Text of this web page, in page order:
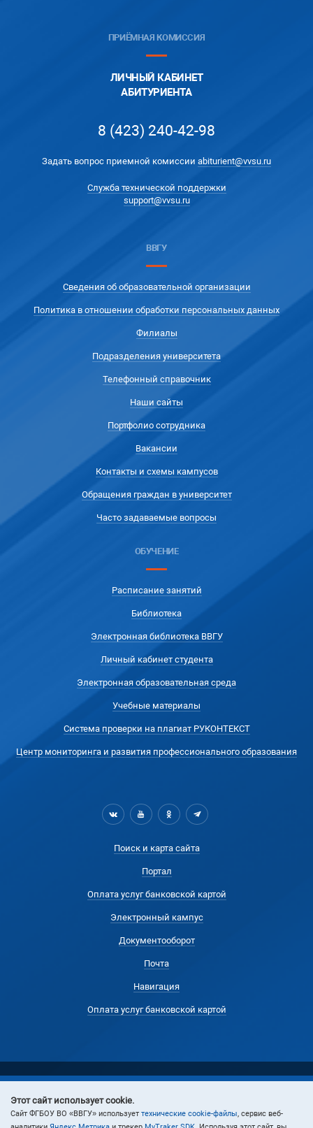
ПРИЁМНАЯ КОМИССИЯ
ЛИЧНЫЙ КАБИНЕТ
АБИТУРИЕНТА
8 (423) 240-42-98
Задать вопрос приемной комиссии abiturient@vvsu.ru
Служба технической поддержки
support@vvsu.ru
ВВГУ
Сведения об образовательной организации
Политика в отношении обработки персональных данных
Филиалы
Подразделения университета
Телефонный справочник
Наши сайты
Портфолио сотрудника
Вакансии
Контакты и схемы кампусов
Обращения граждан в университет
Часто задаваемые вопросы
ОБУЧЕНИЕ
Расписание занятий
Библиотека
Электронная библиотека ВВГУ
Личный кабинет студента
Электронная образовательная среда
Учебные материалы
Система проверки на плагиат РУКОНТЕКСТ
Центр мониторинга и развития профессионального образования
Поиск и карта сайта
Портал
Оплата услуг банковской картой
Электронный кампус
Документооборот
Почта
Навигация
Оплата услуг банковской картой
© 2024 Владивостокский государственный университет
Этот сайт использует cookie.
Cайт ФГБОУ ВО «ВВГУ» использует технические cookie-файлы, сервис веб-